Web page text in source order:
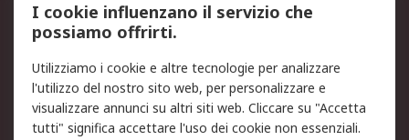
Legale
Informativa Cookie
Informativa Privacy -
Aggiornata
Email Security
Termini d'uso
I cookie influenzano il servizio che
possiamo offrirti.
Utilizziamo i cookie e altre tecnologie per analizzare
l'utilizzo del nostro sito web, per personalizzare e
visualizzare annunci su altri siti web. Cliccare su "Accetta
tutti" significa accettare l'uso dei cookie non essenziali.